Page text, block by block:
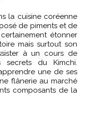
la cuisine coréenne
de piments et de
étonner
mais surtout son
à un cours de
du Kimchi.
une de ses
flânerie au marché
composants de la